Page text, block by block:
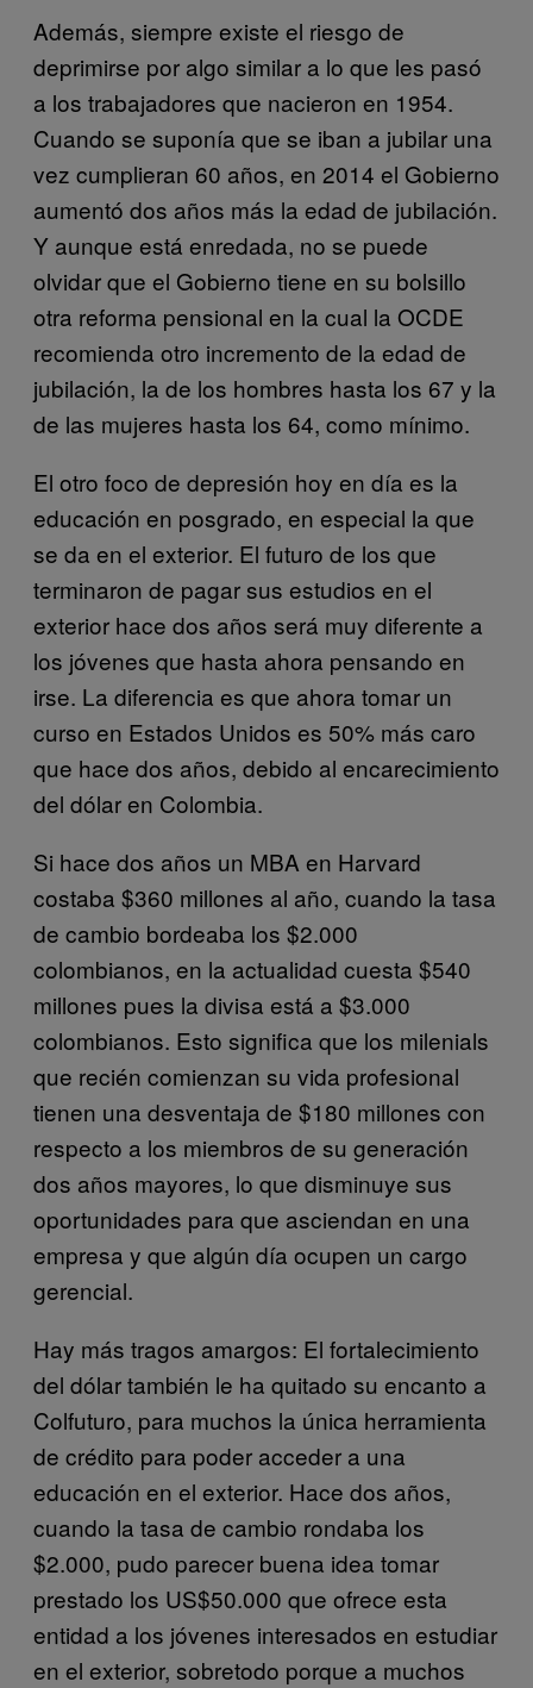
Además, siempre existe el riesgo de
deprimirse por algo similar a lo que les pasó
a los trabajadores que nacieron en 1954.
Cuando se suponía que se iban a jubilar una
vez cumplieran 60 años, en 2014 el Gobierno
aumentó dos años más la edad de jubilación.
Y aunque está enredada, no se puede
olvidar que el Gobierno tiene en su bolsillo
otra reforma pensional en la cual la OCDE
recomienda otro incremento de la edad de
jubilación, la de los hombres hasta los 67 y la
de las mujeres hasta los 64, como mínimo.
El otro foco de depresión hoy en día es la
educación en posgrado, en especial la que
se da en el exterior. El futuro de los que
terminaron de pagar sus estudios en el
exterior hace dos años será muy diferente a
los jóvenes que hasta ahora pensando en
irse. La diferencia es que ahora tomar un
curso en Estados Unidos es 50% más caro
que hace dos años, debido al encarecimiento
del dólar en Colombia.
Si hace dos años un MBA en Harvard
costaba $360 millones al año, cuando la tasa
de cambio bordeaba los $2.000
colombianos, en la actualidad cuesta $540
millones pues la divisa está a $3.000
colombianos. Esto significa que los milenials
que recién comienzan su vida profesional
tienen una desventaja de $180 millones con
respecto a los miembros de su generación
dos años mayores, lo que disminuye sus
oportunidades para que asciendan en una
empresa y que algún día ocupen un cargo
gerencial.
Hay más tragos amargos: El fortalecimiento
del dólar también le ha quitado su encanto a
Colfuturo, para muchos la única herramienta
de crédito para poder acceder a una
educación en el exterior. Hace dos años,
cuando la tasa de cambio rondaba los
$2.000, pudo parecer buena idea tomar
prestado los US$50.000 que ofrece esta
entidad a los jóvenes interesados en estudiar
en el exterior, sobretodo porque a muchos